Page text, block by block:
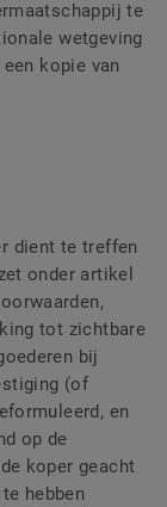
te
wetgeving
kopie van
dient te treffen
onder artikel
tot zichtbare
bij
(of
en
op de
koper geacht
hebben